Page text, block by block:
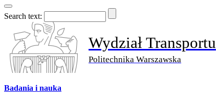
Search text:
Wydział Transportu
Politechnika Warszawska
Badania i nauka